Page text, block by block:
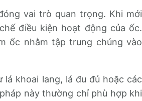
vai trò quan trọng. Khi mới
điều kiện hoạt động của ốc.
ốc nhằm tập trung chúng vào
khoai lang, lá đu đủ hoặc các
này thường chỉ phù hợp khi